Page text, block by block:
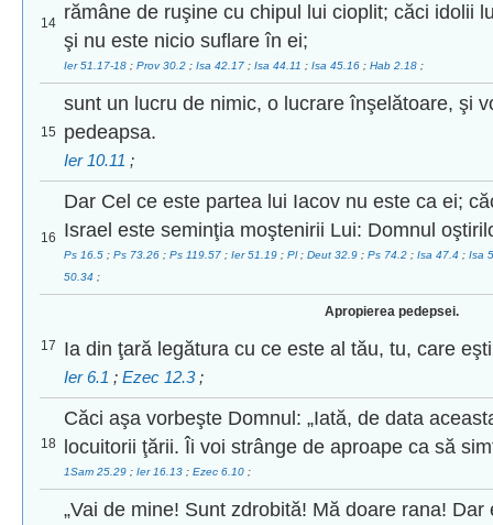
14 rămâne de ruşine cu chipul lui cioplit; căci idolii
şi nu este nicio suflare în ei;
Ier 51.17-18 ; Prov 30.2 ; Isa 42.17 ; Isa 44.11 ; Isa 45.16 ; Hab 2.18 ;
15
sunt un lucru de nimic, o lucrare înşelătoare, şi
pedeapsa.
Ier 10.11 ;
16
Dar Cel ce este partea lui Iacov nu este ca ei;
Israel este seminţia moştenirii Lui: Domnul
Ps 16.5 ; Ps 73.26 ; Ps 119.57 ; Ier 51.19 ; Pl ; Deut 32.9 ; Ps 74.2 ; Isa 47.4 ; Isa
50.34 ;
17
Apropierea pedepsei.
Ia din ţară legătura cu ce este al tău, tu, care
Ier 6.1 ; Ezec 12.3 ;
18
Căci aşa vorbeşte Domnul: „Iată, de data
locuitorii ţării. Îi voi strânge de aproape ca să
1Sam 25.29 ; Ier 16.13 ; Ezec 6.10 ;
„Vai de mine! Sunt zdrobită! Mă doare rana! Dar